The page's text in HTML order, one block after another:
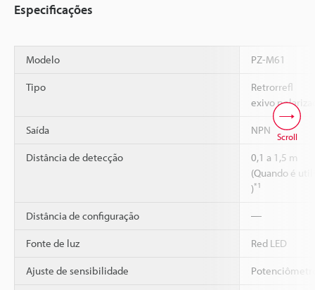
Especificações
Modelo PZ-M61
Tipo
Retrorrefl
exivo
Saída NPN
Distância de detecção
0,1 a 1,5 m
(Quando é
)*1
Distância de configuração ―
Fonte de luz Red LED
Ajuste de sensibilidade
Scroll